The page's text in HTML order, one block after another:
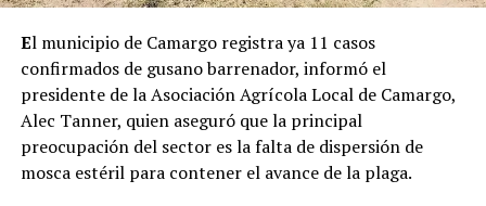
El municipio de Camargo registra ya 11 casos
confirmados de gusano barrenador, informó el
presidente de la Asociación Agrícola Local de Camargo,
Alec Tanner, quien aseguró que la principal
preocupación del sector es la falta de dispersión de
mosca estéril para contener el avance de la plaga.